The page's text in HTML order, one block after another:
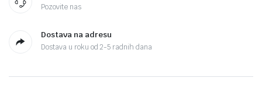
Pozovite nas
Dostava na adresu
Dostava u roku od 2-5 radnih dana